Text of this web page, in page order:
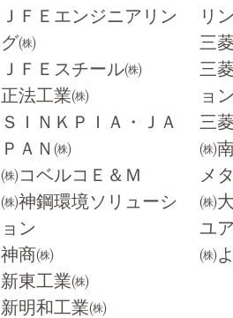
ＪＦＥエンジニアリン
グ㈱
ＪＦＥスチール㈱
正法工業㈱
ＳＩＮＫＰＩＡ・ＪＡ
ＰＡＮ㈱
㈱コベルコＥ＆Ｍ
㈱神鋼環境ソリューシ
ョン
神商㈱
新東工業㈱
新明和工業㈱
リ
三
三
ョ
三
㈱
メ
㈱
ユ
㈱